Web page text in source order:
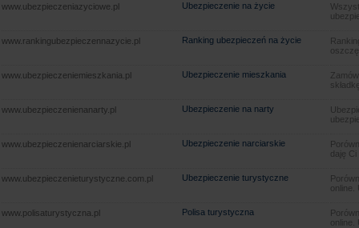
www.ubezpieczeniazyciowe.pl Ubezpieczenie na życie
www.rankingubezpieczennazycie.pl Ranking ubezpieczeń na życie
www.ubezpieczeniemieszkania.pl Ubezpieczenie mieszkania
www.ubezpieczenienanarty.pl Ubezpieczenie na narty
www.ubezpieczenienarciarskie.pl Ubezpieczenie narciarskie
daję
www.ubezpieczenieturystyczne.com.pl Ubezpieczenie turystyczne
www.polisaturystyczna.pl Polisa turystyczna